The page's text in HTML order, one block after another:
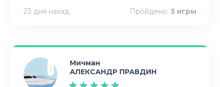
23 дня назад Пройдено: 3 игры
Мичман
АЛЕКСАНДР ПРАВДИН